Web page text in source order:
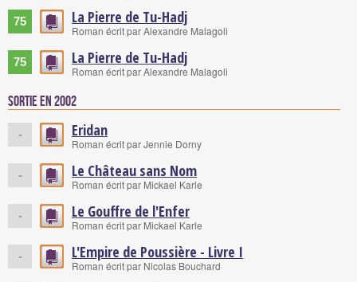
75 La Pierre de Tu-Hadj
Roman écrit par Alexandre Malagoli
75 La Pierre de Tu-Hadj
Roman écrit par Alexandre Malagoli
Sortie en 2002
- Eridan
Roman écrit par Jennie Dorny
- Le Château sans Nom
Roman écrit par Mickael Karle
- Le Gouffre de l'Enfer
Roman écrit par Mickael Karle
- L'Empire de Poussière - Livre I
Roman écrit par Nicolas Bouchard